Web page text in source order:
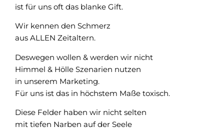
ist für uns oft das blanke Gift.
Wir kennen den Schmerz
aus ALLEN Zeitaltern.
Deswegen wollen & werden wir nicht
Himmel & Hölle Szenarien nutzen
in unserem Marketing.
Für uns ist das in höchstem Maße toxisch.
Diese Felder haben wir nicht selten
mit tiefen Narben auf der Seele